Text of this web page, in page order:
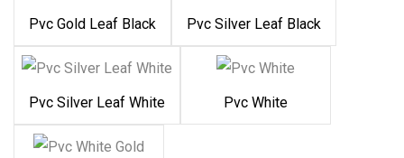
Pvc Gold Leaf Black Pvc Silver Leaf Black
Pvc Silver Leaf White Pvc White